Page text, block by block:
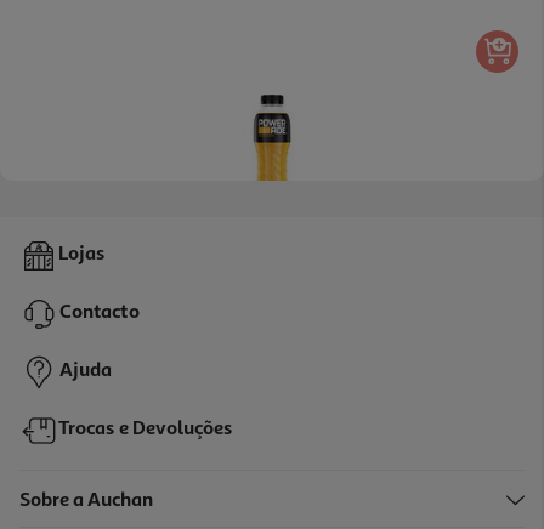
Bebida Isotónica Powerade Orange 0.5l (sdr)
1,59 €
+0,10 € Depósito
Lojas
Contacto
Ajuda
Trocas e Devoluções
Sobre a Auchan